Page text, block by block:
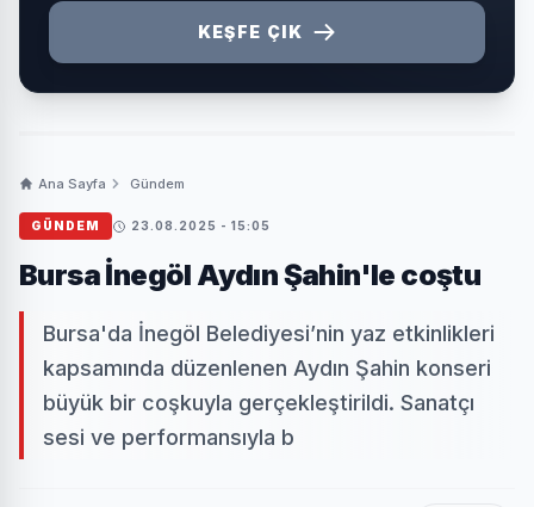
KEŞFE ÇIK
Ana Sayfa Gündem
GÜNDEM 23.08.2025 - 15:05
Bursa İnegöl Aydın Şahin'le coştu
Bursa'da İnegöl Belediyesi’nin yaz etkinlikleri
kapsamında düzenlenen Aydın Şahin konseri
büyük bir coşkuyla gerçekleştirildi. Sanatçı
sesi ve performansıyla b